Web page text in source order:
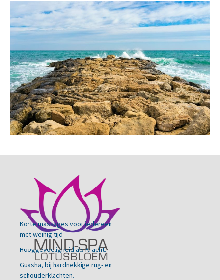
Korte massages voor iedereen
met weinig tijd
Hooggevoeligheid als Kracht.
Guasha, bij hardnekkige rug- en
schouderklachten.